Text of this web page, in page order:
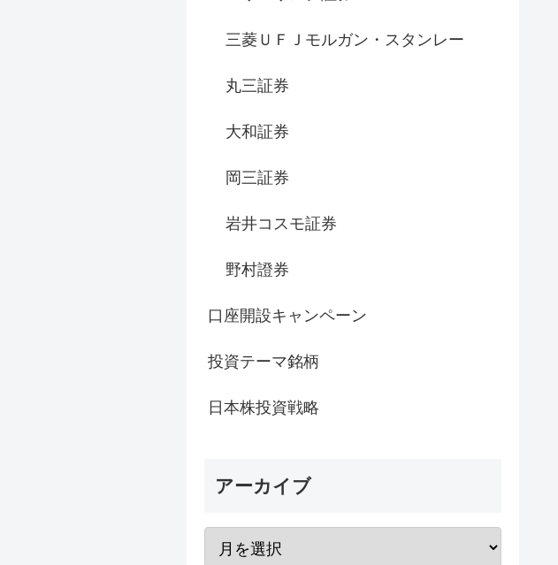
三菱ＵＦＪモルガン・スタンレー
丸三証券
大和証券
岡三証券
岩井コスモ証券
野村證券
口座開設キャンペーン
投資テーマ銘柄
日本株投資戦略
アーカイブ